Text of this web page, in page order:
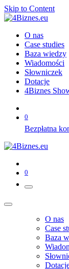
Skip to Content
O nas
Case studies
Baza wiedzy
Wiadomości
Słowniczek
Dotacje
4Biznes
0
Bezpłatna
0
O nas
Case
Baza